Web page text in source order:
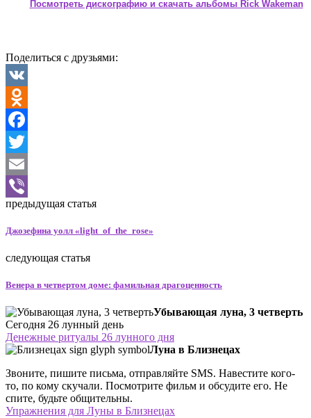
Посмотреть дискографию и скачать альбомы Rick Wakeman
Поделиться с друзьями:
VK
Odnoklassniki
Facebook
Twitter
Email
Viber
предыдущая статья
Джозефина уолл «light_of_the_rose»
следующая статья
Венера в четвертом доме: фамильная драгоценность
Убывающая луна, 3 четверть
Сегодня 26 лунный день
Денежные ритуалы 26 лунного дня
Луна в Близнецах
Звоните, пишите письма, отправляйте SMS. Навестите кого-
то, по кому скучали. Посмотрите фильм и обсудите его. Не
спите, будьте общительны.
Упражнения для Луны в Близнецах